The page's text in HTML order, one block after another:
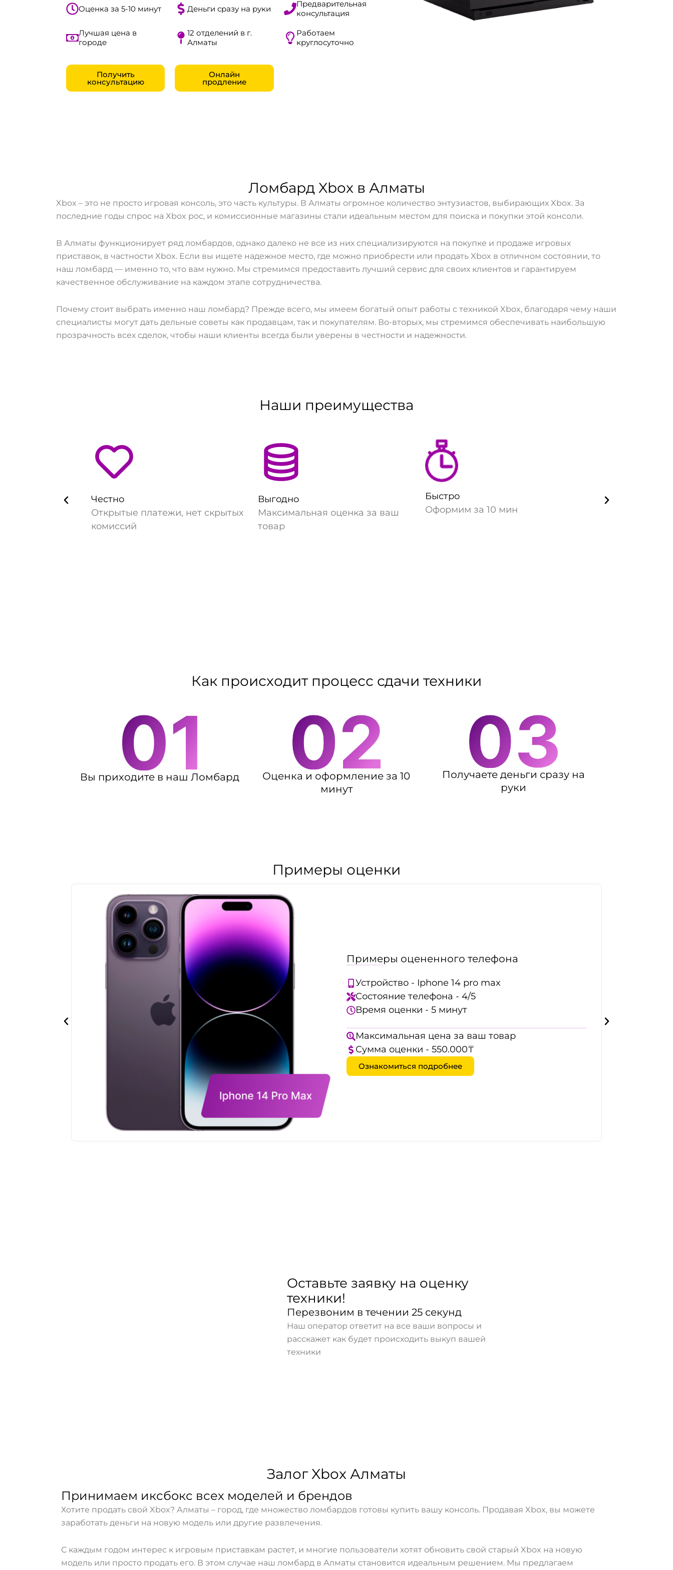
Оценка за 5-10 минут Деньги сразу на руки
Предварительная
консультация
Лучшая цена в
городе
12 отделений в г.
Алматы
Работаем
круглосуточно
Получить
консультацию
Онлайн
продление
Ломбард Xbox в Алматы
Xbox – это не просто игровая консоль, это часть культуры. В Алматы огромное количество энтузиастов, выбирающих Xbox. За
последние годы спрос на Xbox рос, и комиссионные магазины стали идеальным местом для поиска и покупки этой консоли.
В Алматы функционирует ряд ломбардов, однако далеко не все из них специализируются на покупке и продаже игровых
приставок, в частности Xbox. Если вы ищете надежное место, где можно приобрести или продать Xbox в отличном состоянии, то
наш ломбард — именно то, что вам нужно. Мы стремимся предоставить лучший сервис для своих клиентов и гарантируем
качественное обслуживание на каждом этапе сотрудничества.
Почему стоит выбрать именно наш ломбард? Прежде всего, мы имеем богатый опыт работы с техникой Xbox, благодаря чему наши
специалисты могут дать дельные советы как продавцам, так и покупателям. Во-вторых, мы стремимся обеспечивать наибольшую
прозрачность всех сделок, чтобы наши клиенты всегда были уверены в честности и надежности.
Наши преимущества
Честно
Открытые платежи, нет скрытых
комиссий
Выгодно
Максимальная оценка за ваш
товар
Быстро
Оформим за 10 мин
Как происходит процесс сдачи техники
Вы приходите в наш Ломбард
Оценка и оформление за 10
минут
Получаете деньги сразу на
руки
Примеры оценки
Примеры оцененного телефона
Устройство - Iphone 14 pro max
Состояние телефона - 4/5
Время оценки - 5 минут
Максимальная цена за ваш товар
Сумма оценки - 550.000₸
Ознакомиться подробнее
Оставьте заявку на оценку
техники!
Перезвоним в течении 25 секунд
Наш оператор ответит на все ваши вопросы и
расскажет как будет происходить выкуп вашей
техники
Залог Xbox Алматы
Принимаем иксбокс всех моделей и брендов
Хотите продать свой Xbox? Алматы – город, где множество ломбардов готовы купить вашу консоль. Продавая Xbox, вы можете
заработать деньги на новую модель или другие развлечения.
С каждым годом интерес к игровым приставкам растет, и многие пользователи хотят обновить свой старый Xbox на новую
модель или просто продать его. В этом случае наш ломбард в Алматы становится идеальным решением. Мы предлагаем